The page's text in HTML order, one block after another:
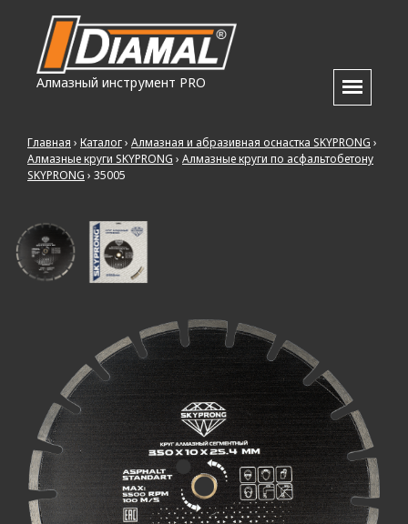
Алмазный инструмент PRO
Главная › Каталог› Алмазная и абразивная оснастка SKYPRONG ›
Алмазные круги SKYPRONG › Алмазные круги по асфальтобетону
SKYPRONG › 35005